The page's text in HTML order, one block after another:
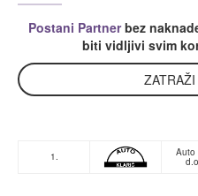
Postani Partnerbez
biti vidljivi svim
1. Auto